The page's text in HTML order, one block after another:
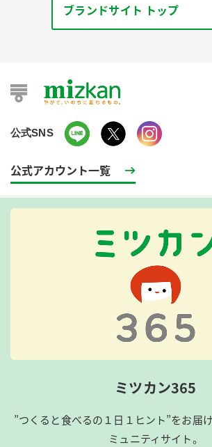
ブランドサイト トップ
公式SNS
公式アカウント一覧
ミツカン365
”つくると食べるの１日１ヒント”をお届
ミュニティサイト。